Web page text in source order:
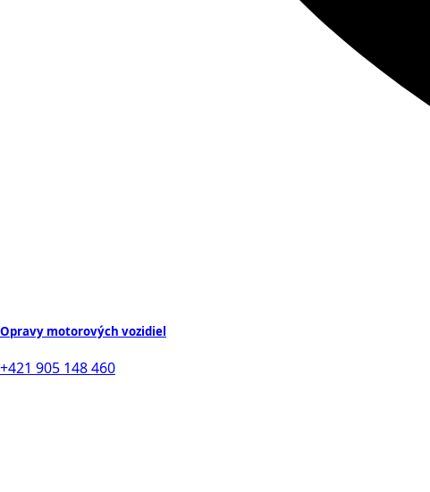
Opravy motorových vozidiel
+421 905 148 460